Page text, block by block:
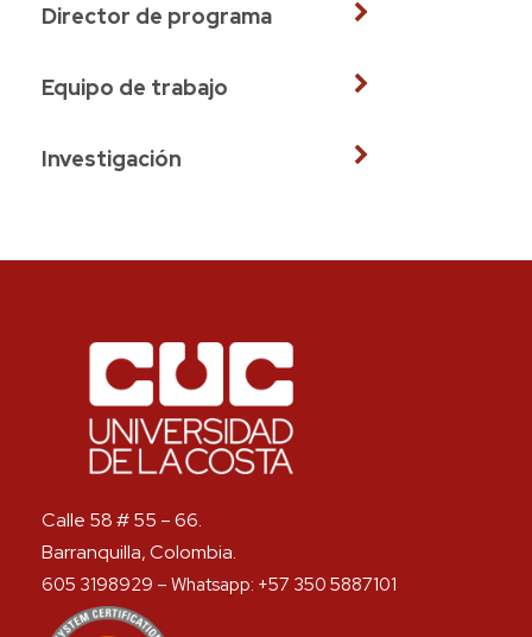
Director de programa
Equipo de trabajo
Investigación
Calle 58 # 55 – 66.
Barranquilla, Colombia.
605 3198929 – Whatsapp: +57 350 5887101